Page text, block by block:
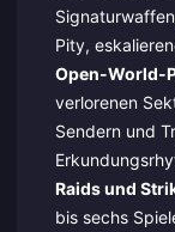
Pity,
Open-World-
verlorenen
Sendern und
Raids und
bis sechs